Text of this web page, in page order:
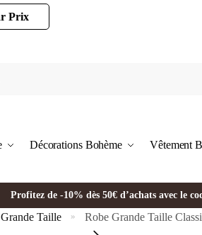
Prix
Décorations Bohème Vêtement
Profitez de -10% dès 50€ d’achats avec le
Taille » Robe Grande Taille